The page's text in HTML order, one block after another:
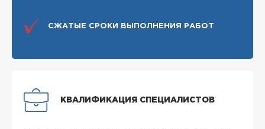
СЖАТЫЕ СРОКИ ВЫПОЛНЕНИЯ РАБОТ
КВАЛИФИКАЦИЯ СПЕЦИАЛИСТОВ